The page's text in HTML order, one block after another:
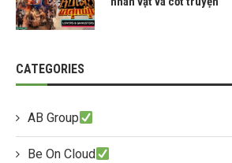
CATEGORIES
AB Group
Be On Cloud